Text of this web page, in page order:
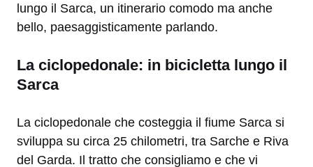
lungo il Sarca, un itinerario comodo ma anche
bello, paesaggisticamente parlando.
La ciclopedonale: in bicicletta lungo il
Sarca
La ciclopedonale che costeggia il fiume Sarca si
sviluppa su circa 25 chilometri, tra Sarche e Riva
del Garda. Il tratto che consigliamo e che vi